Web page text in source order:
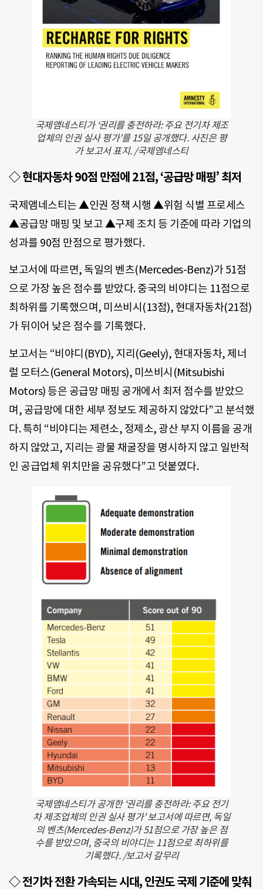
국제앰네스티가 ‘권리를 충전하라: 주요 전기차 제조
업체의 인권 실사 평가’를 15일 공개했다. 사진은 평
가 보고서 표지. /국제엠네스티
◇ 현대자동차 90점 만점에 21점, ‘공급망 매핑’ 최저
국제앰네스티는 ▲인권 정책 시행 ▲위험 식별 프로세스
▲공급망 매핑 및 보고 ▲구제 조치 등 기준에 따라 기업의
성과를 90점 만점으로 평가했다.
보고서에 따르면, 독일의 벤츠(Mercedes-Benz)가 51점
으로 가장 높은 점수를 받았다. 중국의 비야디는 11점으로
최하위를 기록했으며, 미쓰비시(13점), 현대자동차(21점)
가 뒤이어 낮은 점수를 기록했다.
보고서는 “비야디(BYD), 지리(Geely), 현대자동차, 제너
럴 모터스(General Motors), 미쓰비시(Mitsubishi
Motors) 등은 공급망 매핑 공개에서 최저 점수를 받았으
며, 공급망에 대한 세부 정보도 제공하지 않았다”고 분석했
다. 특히 “비야디는 제련소, 정제소, 광산 부지 이름을 공개
하지 않았고, 지리는 광물 채굴장을 명시하지 않고 일반적
인 공급업체 위치만을 공유했다”고 덧붙였다.
국제앰네스티가 공개한 ‘권리를 충전하라: 주요 전기
차 제조업체의 인권 실사 평가’ 보고서에 따르면, 독일
의 벤츠(Mercedes-Benz)가 51점으로 가장 높은 점
수를 받았으며, 중국의 비야디는 11점으로 최하위를
기록했다. /보고서 갈무리
◇ 전기차 전환 가속되는 시대, 인권도 국제 기준에 맞춰